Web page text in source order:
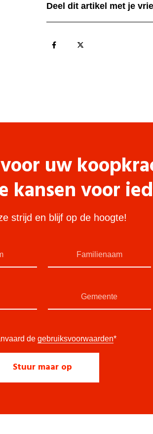
Deel dit artikel met je
uw
kansen voor
strijd en blijf op de hoogte!
de gebruiksvoorwaarden*